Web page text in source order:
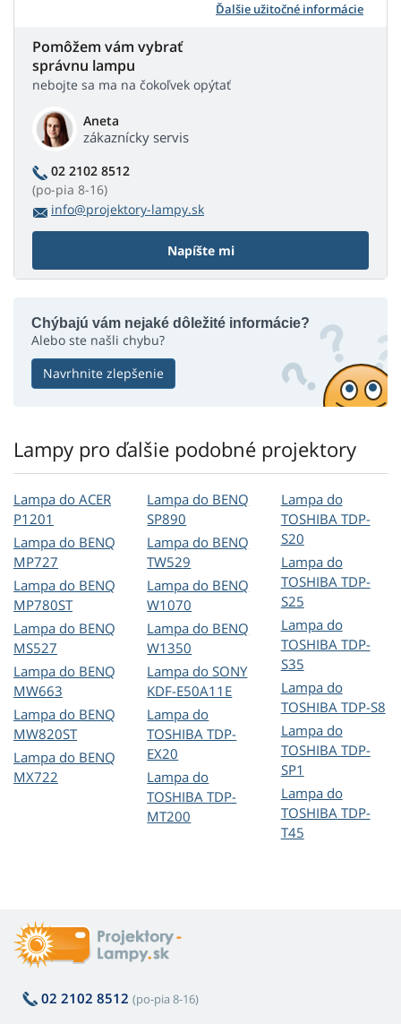
Ďalšie užitočné informácie
Pomôžem vám vybrať
správnu lampu
nebojte sa ma na čokoľvek opýtať
Aneta
zákaznícky servis
02 2102 8512
(po-pia 8-16)
info@projektory-lampy.sk
Napíšte mi
Chýbajú vám nejaké dôležité informácie?
Alebo ste našli chybu?
Navrhnite zlepšenie
Lampy pro ďalšie podobné projektory
Lampa do ACER
P1201
Lampa do BENQ
MP727
Lampa do BENQ
MP780ST
Lampa do BENQ
MS527
Lampa do BENQ
MW663
Lampa do BENQ
MW820ST
Lampa do BENQ
MX722
Lampa do BENQ
SP890
Lampa do BENQ
TW529
Lampa do BENQ
W1070
Lampa do BENQ
W1350
Lampa do SONY
KDF-E50A11E
Lampa do
TOSHIBA TDP-
EX20
Lampa do
TOSHIBA TDP-
MT200
Lampa do
TOSHIBA TDP-
S20
Lampa do
TOSHIBA TDP-
S25
Lampa do
TOSHIBA TDP-
S35
Lampa do
TOSHIBA TDP-S8
Lampa do
TOSHIBA TDP-
SP1
Lampa do
TOSHIBA TDP-
T45
02 2102 8512 (po-pia 8-16)